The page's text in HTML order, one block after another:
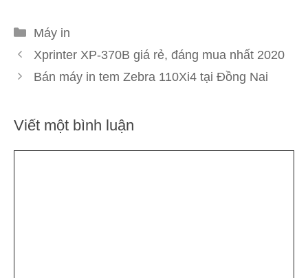
Danh
mục
Máy in
Xprinter XP-370B giá rẻ, đáng mua nhất 2020
Bán máy in tem Zebra 110Xi4 tại Đồng Nai
Viết một bình luận